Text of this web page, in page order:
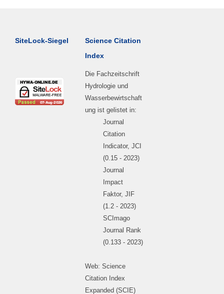
SiteLock-Siegel
Science Citation
Index
Die Fachzeitschrift
Hydrologie und
Wasserbewirtschaft
ung ist gelistet in:
Journal
Citation
Indicator, JCI
(0.15 - 2023)
Journal
Impact
Faktor, JIF
(1.2 - 2023)
SCImago
Journal Rank
(0.133 - 2023)
Web: Science
Citation Index
Expanded (SCIE)